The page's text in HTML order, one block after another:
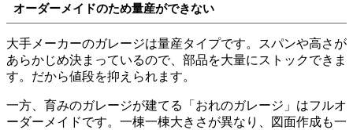
オーダーメイドのため量産ができない
大手メーカーのガレージは量産タイプです。スパンや高さが
あらかじめ決まっているので、部品を大量にストックできま
す。だから値段を抑えられます。
一方、育みのガレージが建てる「おれのガレージ」はフルオ
ーダーメイドです。一棟一棟大きさが異なり、図面作成も一